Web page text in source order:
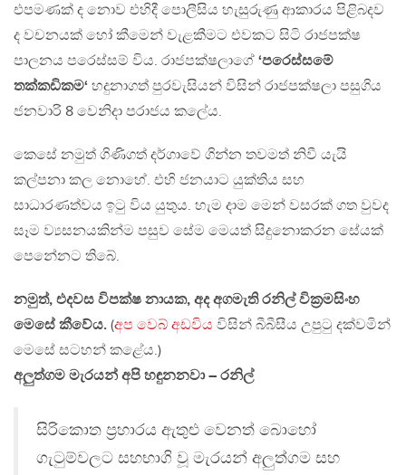
එපමණක් ද නොව එහිදී පොලීසිය හැසුරුණු ආකාරය පිළිබදව
ද වචනයක් හෝ කීමෙන් වැළකීමට එවකට සිටි රාජපක්ෂ
පාලනය පරෙස්සම් විය. රාජපක්ෂලාගේ ‘පරෙස්සමේ
තක්කඩිකම‘ හදුනාගත් පුරවැසියන් විසින් රාජපක්ෂලා පසුගිය
ජනවාරි 8 වෙනිදා පරාජය කලේය.
කෙසේ නමුත් ගිණිගත් දර්ගාවේ ගින්න තවමත් නිවී යැයි
කල්පනා කල නොහේ. එහි ජනයාට යුක්තිය සහ
සාධාරණත්වය ඉටු විය යුතුය. හැම දාම මෙන් වසරක් ගත වුවද
සෑම ව්‍යසනයකින්ම පසුව සේම මෙයත් සිදුනොකරන සේයක්
පෙනේනට තිබේ.
නමුත්, එදවස විපක්ෂ නායක, අද අගමැති රනිල් වික්‍රමසිංහ
මෙසේ කීවේය. (අප වෙබ් අඩවිය විසින් බීබීසීය උපුටු දක්වමින්
මෙසේ සටහන් කළේය.)
අලුත්ගම මැරයන් අපි හඳුනනවා – රනිල්
සිරිකොත ප්‍රහාරය ඇතුළු වෙනත් බොහෝ
ගැටුම්වලට සහභාගි වූ මැරයන් අලුත්ගම සහ